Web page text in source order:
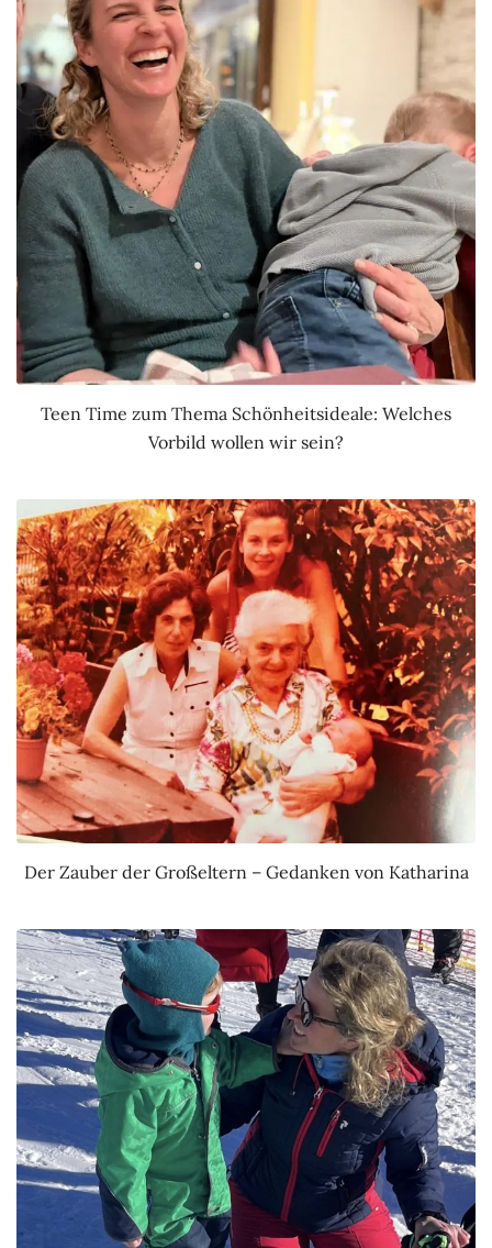
Teen Time zum Thema Schönheitsideale: Welches
Vorbild wollen wir sein?
Der Zauber der Großeltern – Gedanken von Katharina